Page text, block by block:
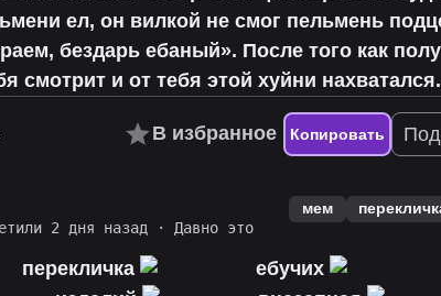
ел, он вилкой не смог пельмень
бездарь ебаный». После того как
смотрит и от тебя этой хуйни нахватался.
В избранное Копировать
2 дня назад ·
Давно это
мем
перекличка
ебучих